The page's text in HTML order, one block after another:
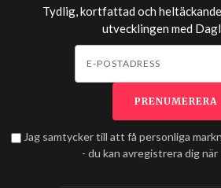
Tydlig, kortfattad och
utvecklingen med
Jag samtycker till att få personliga
- du kan avregistrera dig